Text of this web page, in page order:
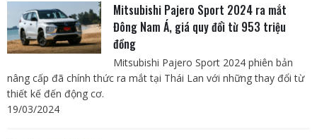
Mitsubishi Pajero Sport 2024 ra mắt
Đông Nam Á, giá quy đổi từ 953 triệu
đồng
Mitsubishi Pajero Sport 2024 phiên bản
nâng cấp đã chính thức ra mắt tại Thái Lan với những thay đổi từ
thiết kế đến động cơ.
19/03/2024